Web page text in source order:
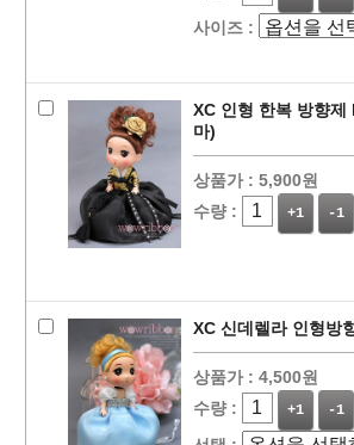
사이즈 :
XC 인형 한복 방향제
마)
상품가 : 5,900원
수량 :
+1 -1
XC 신데렐라 인형방
상품가 : 4,500원
수량 :
+1 -1